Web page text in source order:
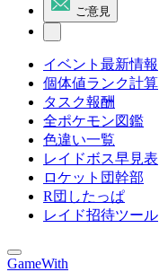
ご意見
イベント最新情報
個体値ランク計算
タスク報酬
全ポケモン図鑑
色違い一覧
レイドボス早見表
ロケット団幹部
R団したっぱ
レイド招待ツール
GameWith